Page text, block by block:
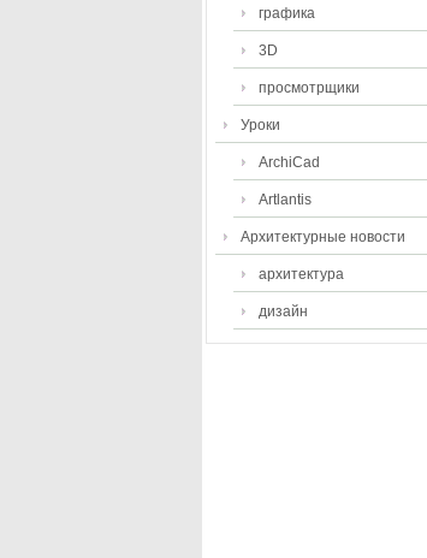
графика
3D
просмотрщики
Уроки
ArchiCad
Artlantis
Архитектурные новости
архитектура
дизайн